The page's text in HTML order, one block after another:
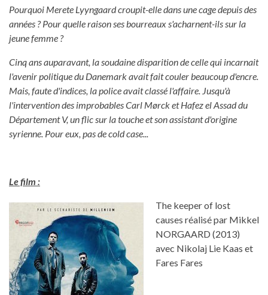
Pourquoi Merete Lyyngaard croupit-elle dans une cage depuis des
années ? Pour quelle raison ses bourreaux s'acharnent-ils sur la
jeune femme ?
Cinq ans auparavant, la soudaine disparition de celle qui incarnait
l'avenir politique du Danemark avait fait couler beaucoup d'encre.
Mais, faute d'indices, la police avait classé l'affaire. Jusqu'à
l'intervention des improbables Carl Mørck et Hafez el Assad du
Département V, un flic sur la touche et son assistant d'origine
syrienne. Pour eux, pas de cold case...
Le film :
The keeper of lost
causes réalisé par Mikkel
NORGAARD (2013)
avec Nikolaj Lie Kaas et
Fares Fares